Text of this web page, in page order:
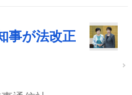
事が法改正